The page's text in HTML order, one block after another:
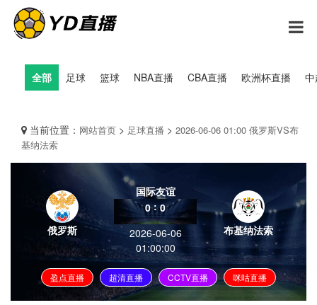
全部 足球 篮球 NBA直播 CBA直播 欧洲杯直播
当前位置： 网站首页 > 足球直播 > 2026-06-06 01:00 俄罗斯VS布
基纳法索
俄罗斯
国际友谊
0:0
2026-06-06
01:00:00
布基纳法索
盈点直播 超清直播 CCTV直播 咪咕直播